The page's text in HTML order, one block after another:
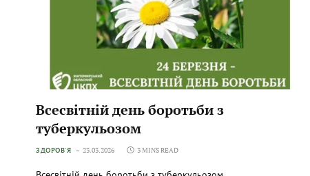
Всесвітній день боротьби з
туберкульозом
ЗДОРОВ'Я 23.03.2026 3 MINS READ